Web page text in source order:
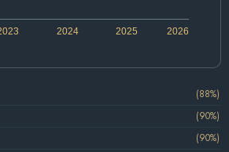
2024 2026
2025
(88%)
(90%)
(90%)